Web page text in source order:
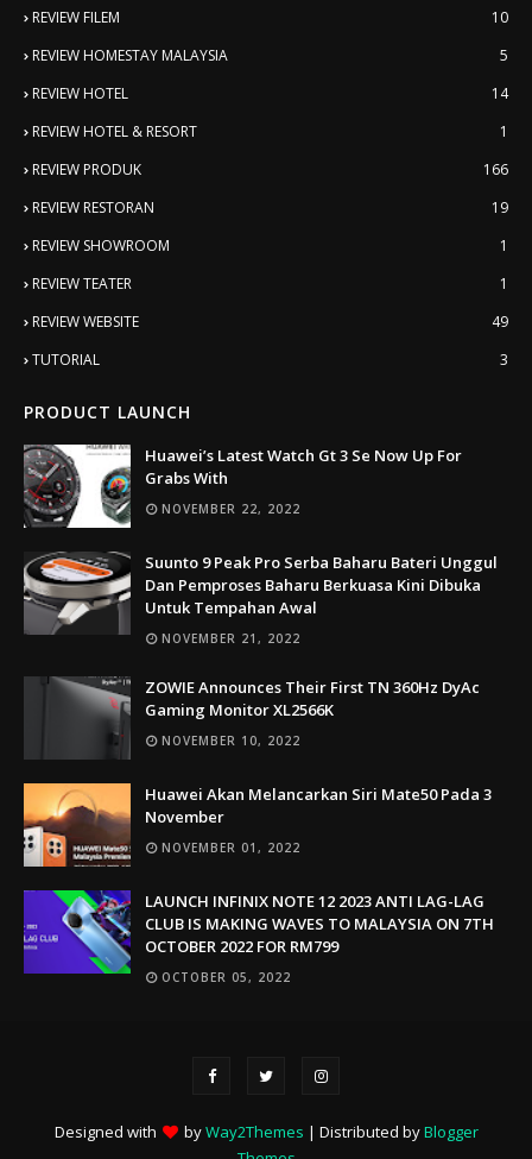
REVIEW FILEM
10
REVIEW HOMESTAY MALAYSIA
5
REVIEW HOTEL
14
REVIEW HOTEL & RESORT
1
REVIEW PRODUK
166
REVIEW RESTORAN
19
REVIEW SHOWROOM
1
REVIEW TEATER
1
REVIEW WEBSITE
49
TUTORIAL
3
PRODUCT LAUNCH
Huawei’s Latest Watch Gt 3 Se Now Up For
Grabs With
NOVEMBER 22, 2022
Suunto 9 Peak Pro Serba Baharu Bateri Unggul
Dan Pemproses Baharu Berkuasa Kini Dibuka
Untuk Tempahan Awal
NOVEMBER 21, 2022
ZOWIE Announces Their First TN 360Hz DyAc
Gaming Monitor XL2566K
NOVEMBER 10, 2022
Huawei Akan Melancarkan Siri Mate50 Pada 3
November
NOVEMBER 01, 2022
LAUNCH INFINIX NOTE 12 2023 ANTI LAG-LAG
CLUB IS MAKING WAVES TO MALAYSIA ON 7TH
OCTOBER 2022 FOR RM799
OCTOBER 05, 2022
Designed with byWay2Themes | Distributed byBlogger